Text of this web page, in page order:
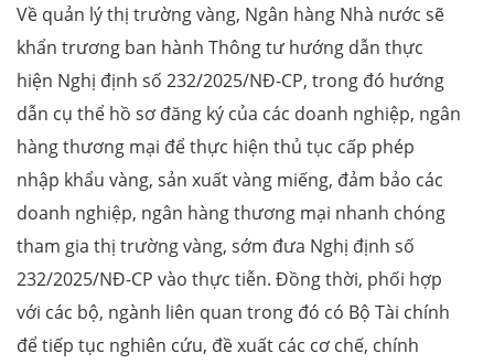
Về quản lý thị trường vàng, Ngân hàng Nhà nước sẽ
khẩn trương ban hành Thông tư hướng dẫn thực
hiện Nghị định số 232/2025/NĐ-CP, trong đó hướng
dẫn cụ thể hồ sơ đăng ký của các doanh nghiệp, ngân
hàng thương mại để thực hiện thủ tục cấp phép
nhập khẩu vàng, sản xuất vàng miếng, đảm bảo các
doanh nghiệp, ngân hàng thương mại nhanh chóng
tham gia thị trường vàng, sớm đưa Nghị định số
232/2025/NĐ-CP vào thực tiễn. Đồng thời, phối hợp
với các bộ, ngành liên quan trong đó có Bộ Tài chính
để tiếp tục nghiên cứu, đề xuất các cơ chế, chính